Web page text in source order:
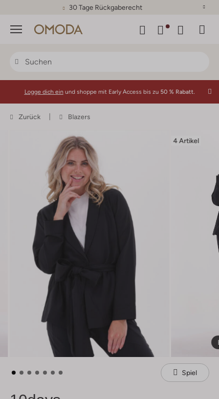
30 Tage Rückgaberecht
Menü
Logge dich ein und shoppe mit Early Access bis zu 50 % Rabatt.
Zurück Blazers
4 Artikel
Spiel